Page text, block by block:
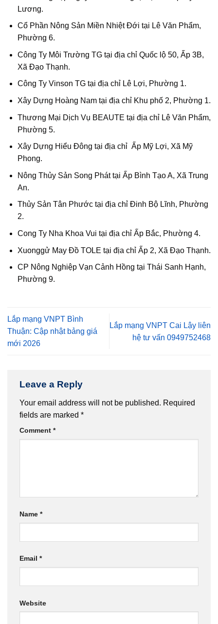
Lương.
Cổ Phần Nông Sản Miền Nhiệt Đới tại Lê Văn Phẩm,
Phường 6.
Công Ty Môi Trường TG tại địa chỉ Quốc lộ 50, Ấp 3B,
Xã Đạo Thạnh.
Công Ty Vinson TG tại địa chỉ Lê Lợi, Phường 1.
Xây Dựng Hoàng Nam tại địa chỉ Khu phố 2, Phường 1.
Thương Mại Dịch Vụ BEAUTE tại địa chỉ Lê Văn Phẩm,
Phường 5.
Xây Dựng Hiểu Đông tại địa chỉ Ấp Mỹ Lợi, Xã Mỹ
Phong.
Nông Thủy Sản Song Phát tại Ấp Bình Tạo A, Xã Trung
An.
Thủy Sản Tân Phước tại địa chỉ Đinh Bộ Lĩnh, Phường
2.
Cong Ty Nha Khoa Vui tại địa chỉ Ấp Bắc, Phường 4.
Xuonggử May Đồ TOLE tại địa chỉ Ấp 2, Xã Đạo Thạnh.
CP Nông Nghiệp Vạn Cảnh Hồng tại Thái Sanh Hạnh,
Phường 9.
Lắp mạng VNPT Bình
Thuận: Cập nhật bảng giá
mới 2026
Lắp mạng VNPT Cai Lậy liên
hệ tư vấn 0949752468
Leave a Reply
Your email address will not be published. Required
fields are marked *
Comment *
Name *
Email *
Website